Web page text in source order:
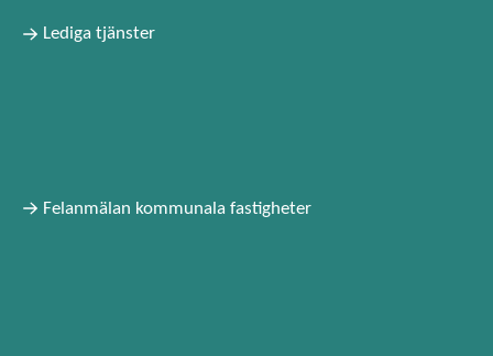
Lediga tjänster
Felanmälan kommunala fastigheter